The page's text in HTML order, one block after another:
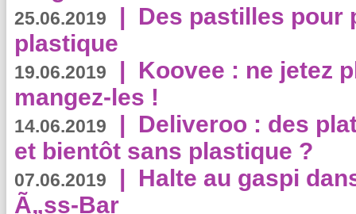
25.06.2019 | Des pastilles pour
plastique
19.06.2019 | Koovee : ne jetez
mangez-les !
14.06.2019 | Deliveroo : des
et bientôt sans plastique ?
07.06.2019 | Halte au gaspi
Ã„ss-Bar